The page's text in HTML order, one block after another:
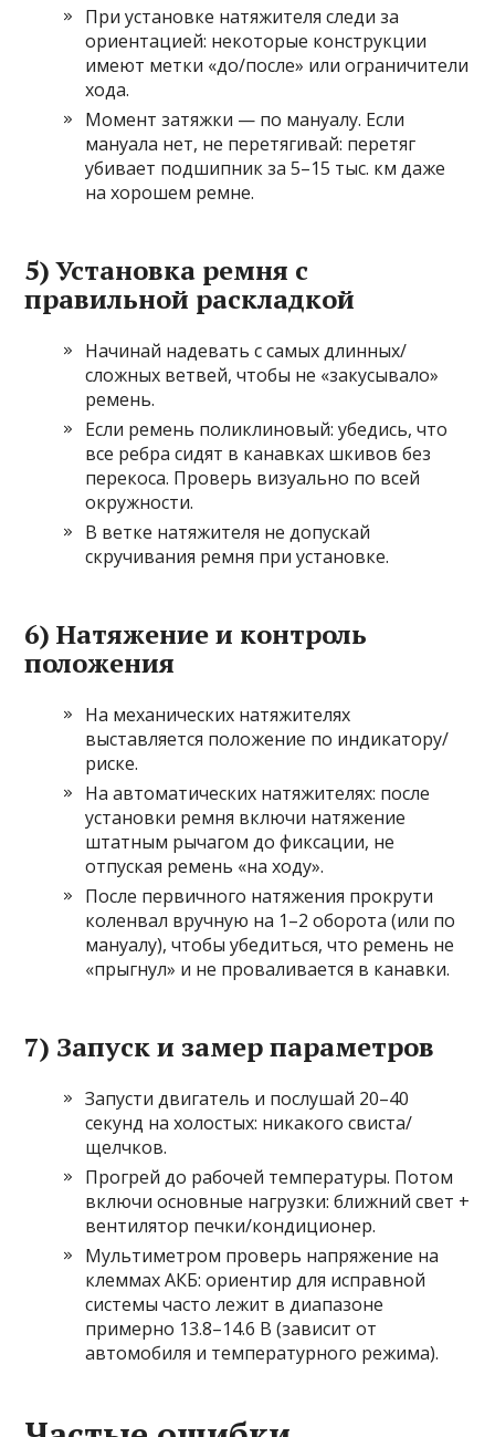
При установке натяжителя следи за
ориентацией: некоторые конструкции
имеют метки «до/после» или ограничители
хода.
Момент затяжки — по мануалу. Если
мануала нет, не перетягивай: перетяг
убивает подшипник за 5–15 тыс. км даже
на хорошем ремне.
5) Установка ремня с
правильной раскладкой
Начинай надевать с самых длинных/
сложных ветвей, чтобы не «закусывало»
ремень.
Если ремень поликлиновый: убедись, что
все ребра сидят в канавках шкивов без
перекоса. Проверь визуально по всей
окружности.
В ветке натяжителя не допускай
скручивания ремня при установке.
6) Натяжение и контроль
положения
На механических натяжителях
выставляется положение по индикатору/
риске.
На автоматических натяжителях: после
установки ремня включи натяжение
штатным рычагом до фиксации, не
отпуская ремень «на ходу».
После первичного натяжения прокрути
коленвал вручную на 1–2 оборота (или по
мануалу), чтобы убедиться, что ремень не
«прыгнул» и не проваливается в канавки.
7) Запуск и замер параметров
Запусти двигатель и послушай 20–40
секунд на холостых: никакого свиста/
щелчков.
Прогрей до рабочей температуры. Потом
включи основные нагрузки: ближний свет +
вентилятор печки/кондиционер.
Мультиметром проверь напряжение на
клеммах АКБ: ориентир для исправной
системы часто лежит в диапазоне
примерно 13.8–14.6 В (зависит от
автомобиля и температурного режима).